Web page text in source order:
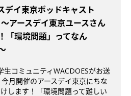
デイ東京ポッドキャスト
アースデイ東京ユースさん
「環境問題」ってなん
生コミュニティWACDOESがお送
月開催のアースデイ東京にちな
します！「環境問題って難しい